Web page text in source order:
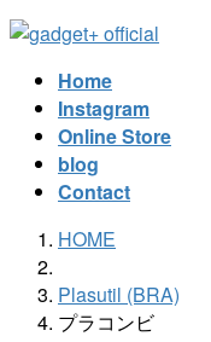
コ
ナ
Home
Instagram
Online Store
blog
Contact
HOME
Plasutil (BRA)
プラコンビ